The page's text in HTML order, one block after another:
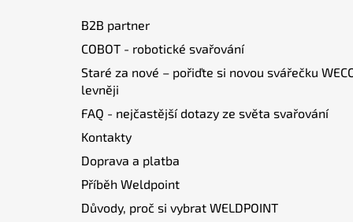
B2B partner
COBOT - robotické svařování
Staré za nové – pořiďte si novou svářečku
levněji
FAQ - nejčastější dotazy ze světa svařování
Kontakty
Doprava a platba
Příběh Weldpoint
Důvody, proč si vybrat WELDPOINT